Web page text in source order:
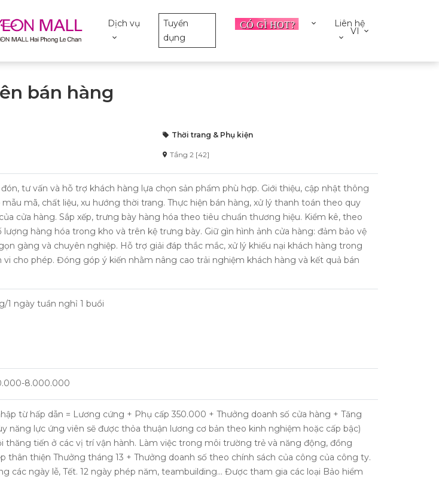
Dịch vụ
Tuyển
dụng
Liên hệ
VI
bán hàng
Thời trang & Phụ kiện
Tầng 2 [42]
đón, tư vấn và hỗ trợ khách hàng lựa chọn sản phẩm phù hợp. Giới thiệu, cập nhật thông
mẫu mã, chất liệu, xu hướng thời trang. Thực hiện bán hàng, xử lý thanh toán theo quy
cửa hàng. Sắp xếp, trưng bày hàng hóa theo tiêu chuẩn thương hiệu. Kiểm kê, theo
lượng hàng hóa trong kho và trên kệ trưng bày. Giữ gìn hình ảnh cửa hàng: đảm bảo vệ
gàng và chuyên nghiệp. Hỗ trợ giải đáp thắc mắc, xử lý khiếu nại khách hàng trong
vi cho phép. Đóng góp ý kiến nhằm nâng cao trải nghiệm khách hàng và kết quả bán
1 ngày tuần nghỉ 1 buổi
8.000.000
từ hấp dẫn = Lương cứng + Phụ cấp 350.000 + Thưởng doanh số cửa hàng + Tăng
năng lực ứng viên sẽ được thỏa thuận lương cơ bản theo kinh nghiệm hoặc cấp bậc)
thăng tiến ở các vị trí vận hành. Làm việc trong môi trường trẻ và năng động, đồng
thân thiện Thưởng tháng 13 + Thưởng doanh số theo chính sách của công của công ty.
các ngày lễ, Tết. 12 ngày phép năm, teambuilding… Được tham gia các loại Bảo hiểm